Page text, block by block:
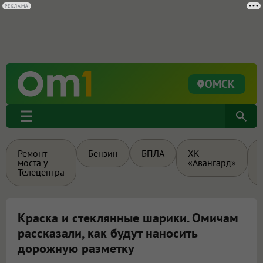
ОМСК
Ремонт
моста у
Телецентра
Бензин БПЛА
ХК
«Авангард»
Краска и стеклянные шарики. Омичам
рассказали, как будут наносить
дорожную разметку
РЕКЛАМА